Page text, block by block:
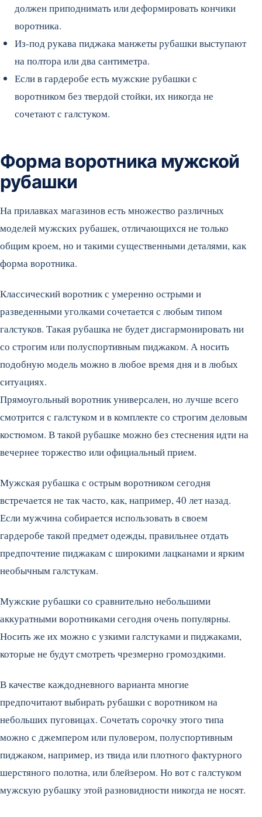
должен приподнимать или деформировать кончики
воротника.
Из-под рукава пиджака манжеты рубашки выступают
на полтора или два сантиметра.
Если в гардеробе есть мужские рубашки с
воротником без твердой стойки, их никогда не
сочетают с галстуком.
Форма воротника мужской
рубашки
На прилавках магазинов есть множество различных
моделей мужских рубашек, отличающихся не только
общим кроем, но и такими существенными деталями, как
форма воротника.
Классический воротник с умеренно острыми и
разведенными уголками сочетается с любым типом
галстуков. Такая рубашка не будет дисгармонировать ни
со строгим или полуспортивным пиджаком. А носить
подобную модель можно в любое время дня и в любых
ситуациях.
Прямоугольный воротник универсален, но лучше всего
смотрится с галстуком и в комплекте со строгим деловым
костюмом. В такой рубашке можно без стеснения идти на
вечернее торжество или официальный прием.
Мужская рубашка с острым воротником сегодня
встречается не так часто, как, например, 40 лет назад.
Если мужчина собирается использовать в своем
гардеробе такой предмет одежды, правильнее отдать
предпочтение пиджакам с широкими лацканами и ярким
необычным галстукам.
Мужские рубашки со сравнительно небольшими
аккуратными воротниками сегодня очень популярны.
Носить же их можно с узкими галстуками и пиджаками,
которые не будут смотреть чрезмерно громоздкими.
В качестве каждодневного варианта многие
предпочитают выбирать рубашки с воротником на
небольших пуговицах. Сочетать сорочку этого типа
можно с джемпером или пуловером, полуспортивным
пиджаком, например, из твида или плотного фактурного
шерстяного полотна, или блейзером. Но вот с галстуком
мужскую рубашку этой разновидности никогда не носят.